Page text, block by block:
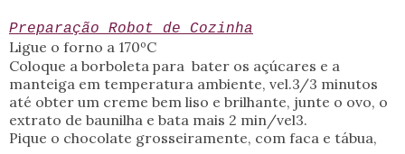
Preparação Robot de Cozinha
Ligue o forno a 170ºC
Coloque a borboleta para bater os açúcares e a
manteiga em temperatura ambiente, vel.3/3 minutos
até obter um creme bem liso e brilhante, junte o ovo, o
extrato de baunilha e bata mais 2 min/vel3.
Pique o chocolate grosseiramente, com faca e tábua,